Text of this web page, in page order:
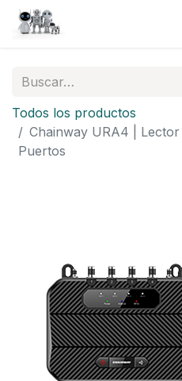
Todos los productos
Chainway URA4 |
Puertos